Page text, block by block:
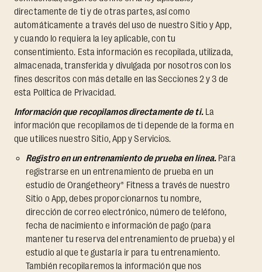
directamente de ti y de otras partes, así como
automáticamente a través del uso de nuestro Sitio y App,
y cuando lo requiera la ley aplicable, con tu
consentimiento. Esta información es recopilada, utilizada,
almacenada, transferida y divulgada por nosotros con los
fines descritos con más detalle en las Secciones 2 y 3 de
esta Política de Privacidad.
Información que recopilamos directamente de ti. La
información que recopilamos de ti depende de la forma en
que utilices nuestro Sitio, App y Servicios.
Registro en un entrenamiento de prueba en línea.Para
registrarse en un entrenamiento de prueba en un
estudio de Orangetheory® Fitness a través de nuestro
Sitio o App, debes proporcionarnos tu nombre,
dirección de correo electrónico, número de teléfono,
fecha de nacimiento e información de pago (para
mantener tu reserva del entrenamiento de prueba) y el
estudio al que te gustaría ir para tu entrenamiento.
También recopilaremos la información que nos